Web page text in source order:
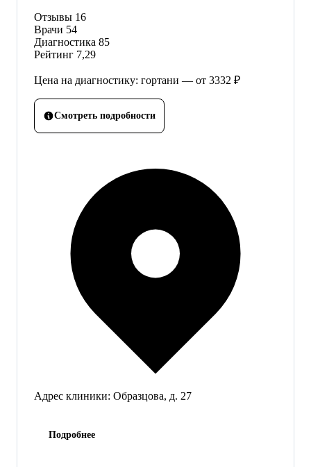
Отзывы 16
Врачи 54
Диагностика 85
Рейтинг 7,29
Цена на диагностику: гортани — от 3332 ₽
Смотреть подробности
Адрес клиники: Образцова, д. 27
Подробнее